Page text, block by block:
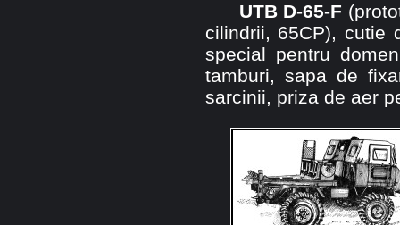
UTB D-65-F
cilindrii, 65CP), cutie
special pentru
tamburi, sapa de
sarcinii, priza de aer